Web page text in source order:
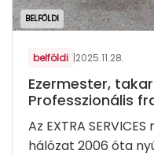
BELFÖLDI
belföldi |2025.11.28.
Ezermester,
Professzionális
Az EXTRA
hálózat 2006 óta